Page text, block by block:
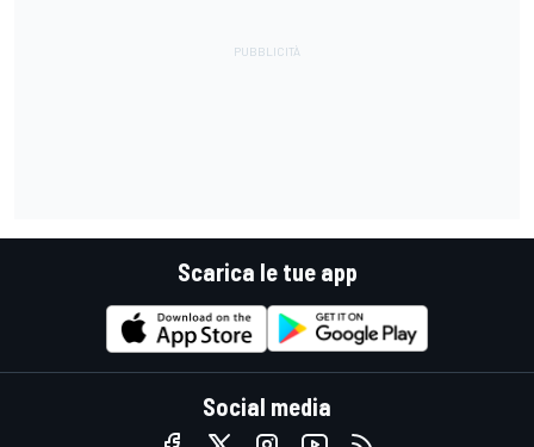
Scarica le tue app
Social media